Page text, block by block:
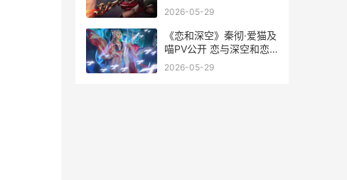
尽寒冬下载
2026-05-29
《恋和深空》秦彻·爱猫及
喵PV公开 恋与深空和恋
与制作人是一个吗
2026-05-29